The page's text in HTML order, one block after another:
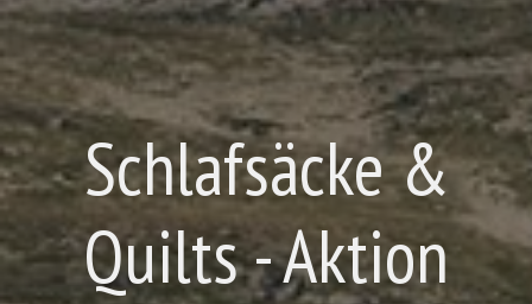
Schlafsäcke &
Quilts - Aktion